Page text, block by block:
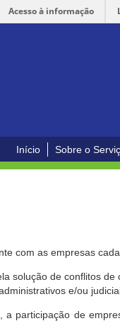
Acesso à informação
Início Sobre o
com as empresas
solução de conflitos
e/ou
participação de